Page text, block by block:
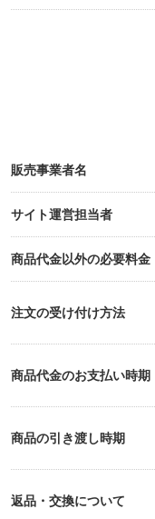
販売事業者名
サイト運営担当者
商品代金以外の必要料金
注文の受け付け方法
商品代金のお支払い時期
商品の引き渡し時期
返品・交換について